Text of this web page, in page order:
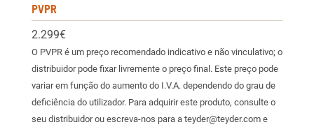
PVPR
2.299€
O PVPR é um preço recomendado indicativo e não vinculativo; o
distribuidor pode fixar livremente o preço final. Este preço pode
variar em função do aumento do I.V.A. dependendo do grau de
deficiência do utilizador. Para adquirir este produto, consulte o
seu distribuidor ou escreva-nos para a teyder@teyder.com e